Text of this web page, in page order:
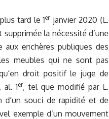
tard le 1erjanvier 2020 (L.
supprimée la nécessité d’une
enchères publiques des
meubles qui ne sont pas
droit positif le juge de
1er, tel que modifié par L.
souci de rapidité et de
exemple d’un mouvement